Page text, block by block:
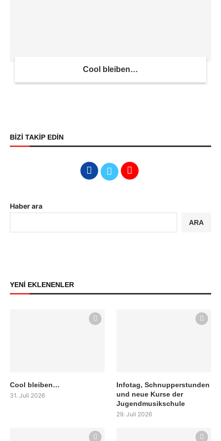
Cool bleiben…
BİZİ TAKİP EDİN
Haber ara
ARA
YENİ EKLENENLER
Cool bleiben…
31. Juli 2026
Infotag, Schnupperstunden
und neue Kurse der
Jugendmusikschule
29. Juli 2026